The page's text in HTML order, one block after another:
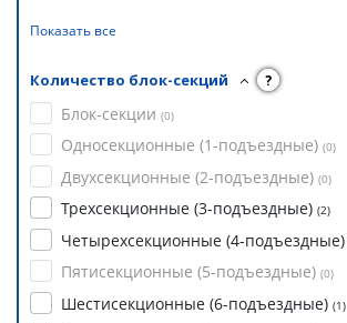
Показать все
Количество блок-секций ?
Блок-секции (0)
Односекционные (1-подъездные) (0)
Двухсекционные (2-подъездные) (0)
Трехсекционные (3-подъездные) (2)
Четырехсекционные (4-подъездные)
Пятисекционные (5-подъездные) (0)
Шестисекционные (6-подъездные) (1)